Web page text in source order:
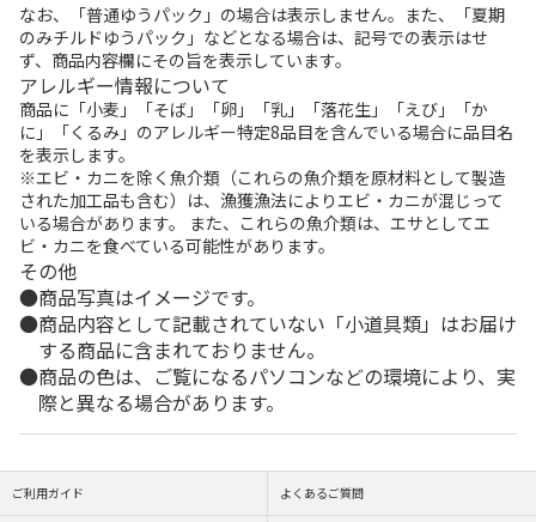
なお、「普通ゆうパック」の場合は表示しません。また、「夏期
のみチルドゆうパック」などとなる場合は、記号での表示はせ
ず、商品内容欄にその旨を表示しています。
アレルギー情報について
商品に「小麦」「そば」「卵」「乳」「落花生」「えび」「か
に」「くるみ」のアレルギー特定8品目を含んでいる場合に品目名
を表示します。
※エビ・カニを除く魚介類（これらの魚介類を原材料として製造
された加工品も含む）は、漁獲漁法によりエビ・カニが混じって
いる場合があります。 また、これらの魚介類は、エサとしてエ
ビ・カニを食べている可能性があります。
その他
商品写真はイメージです。
商品内容として記載されていない「小道具類」はお届け
する商品に含まれておりません。
商品の色は、ご覧になるパソコンなどの環境により、実
際と異なる場合があります。
ご利用ガイド よくあるご質問